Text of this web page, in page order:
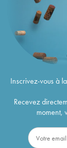
Inscrivez-vous à
Recevez
moment,